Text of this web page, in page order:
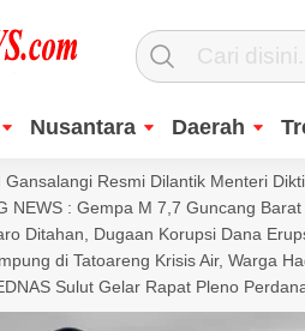
Nusantara Daerah
Gansalangi Resmi Dilantik Menteri
NEWS : Gempa M 7,7 Guncang
Ditahan, Dugaan Korupsi Dana
di Tatoareng Krisis Air, Warga
Sulut Gelar Rapat Pleno